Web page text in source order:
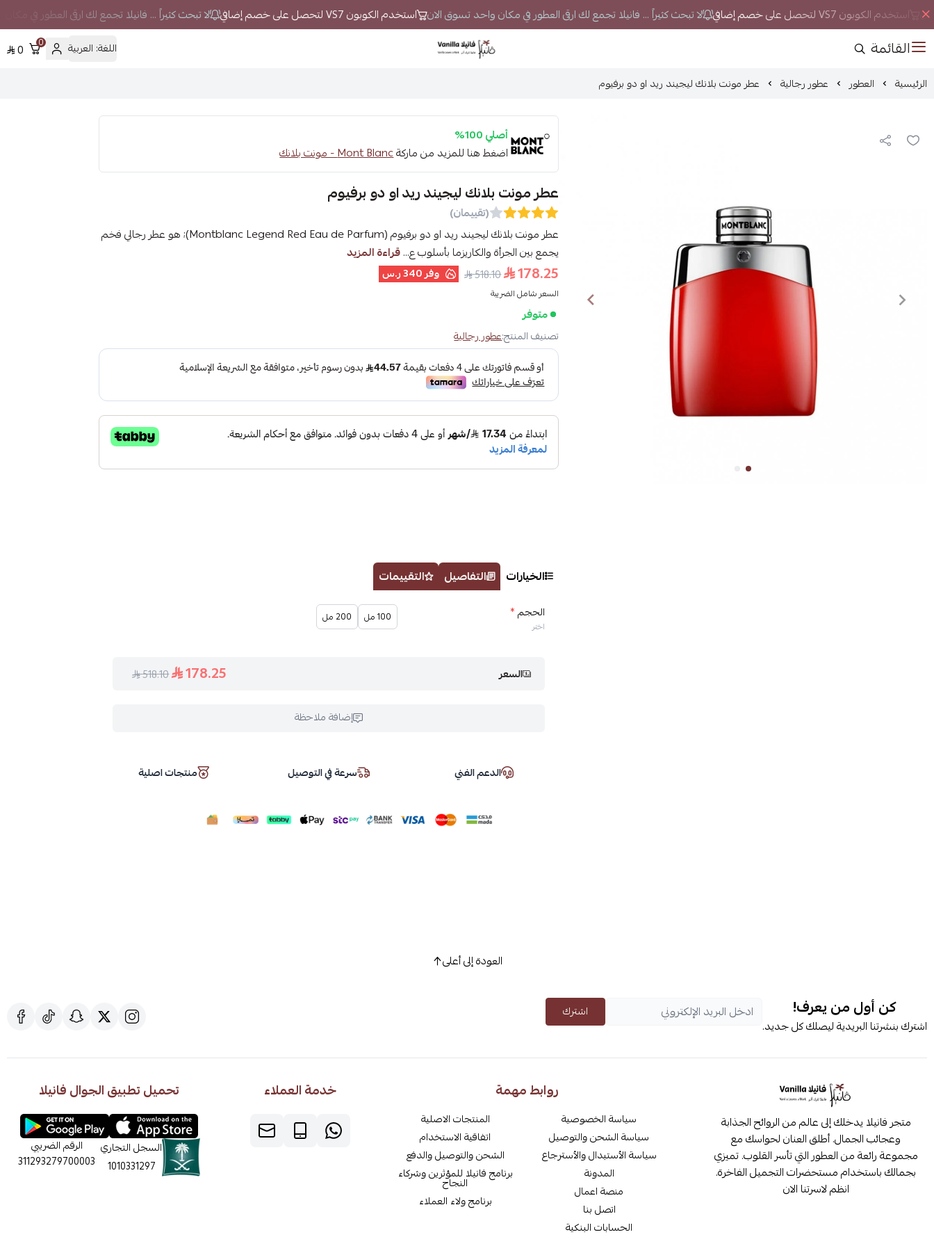
استخدم الكوبون VS7 لتحصل على خصم إضافي لا تبحث كثيراً ... فانيلا تجمع لك ارقى العطور في مكان واحد تسوق الان استخدم الكوبون VS7 لتحصل على خصم إضافي لا تبحث كثيراً ... فانيلا تجمع لك ارقى العطور في
القائمة فانيلا اللغة: العربية 0
0
الرئيسية العطور عطور رجالية عطر مونت بلانك ليجيند ريد او دو برفيوم
أصلي 100%
اضغط هنا للمزيد من ماركةMont Blanc - مونت بلانك
عطر مونت بلانك ليجيند ريد او دو برفيوم
(تقييمان)
عطر مونت بلانك ليجيند ريد او دو برفيوم (Montblanc Legend Red Eau de Parfum); هو عطر رجالي فخم
يجمع بين الجرأة والكاريزما بأسلوب ع...قراءة المزيد
178.25
518.10 وفر340 ر.س
السعر شامل الضريبة
متوفر
تصنيف المنتج:عطور رجالية
الخيارات التفاصيل التقييمات
الحجم*
اختر
100 مل 200 مل
السعر 178.25
518.10
إضافة ملاحظة
الدعم الفني سرعة في التوصيل منتجات اصلية
العودة إلى أعلى
كن أول من يعرف!
اشترك بنشرتنا البريدية ليصلك كل جديد.
اشترك
متجر فانيلا يدخلك إلى عالم من الروائح الجذابة
وعجائب الجمال. أطلق العنان لحواسك مع
مجموعة رائعة من العطور التي تأسر القلوب. تميزي
بجمالك باستخدام مستحضرات التجميل الفاخرة.
انظم لاسرتنا الان
روابط مهمة
سياسة الخصوصية
سياسة الشحن والتوصيل
سياسة الأستبدال والأسترجاع
المدونة
منصة اعمال
اتصل بنا
الحسابات البنكية
المنتجات الاصلية
اتفاقية الاستخدام
الشحن والتوصيل والدفع
برنامج فانيلا للمؤثرين وشركاء
النجاح
برنامج ولاء العملاء
خدمة العملاء تحميل تطبيق الجوال فانيلا
السجل التجاري
1010331297
الرقم الضريبي
311293279700003